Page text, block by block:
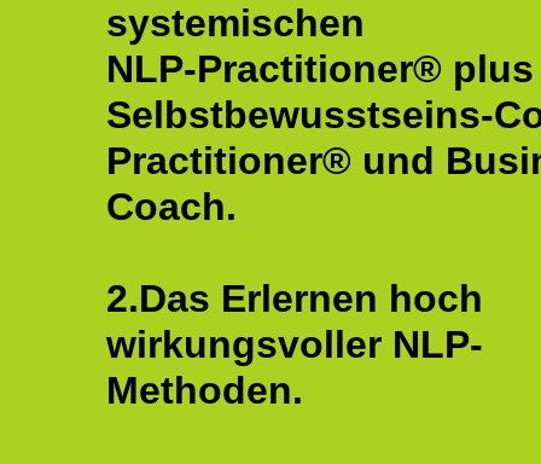
systemischen
NLP-Practitioner® plus
Selbstbewusstseins-
Practitioner® und
Coach.
2.Das Erlernen hoch
wirkungsvoller NLP-
Methoden.